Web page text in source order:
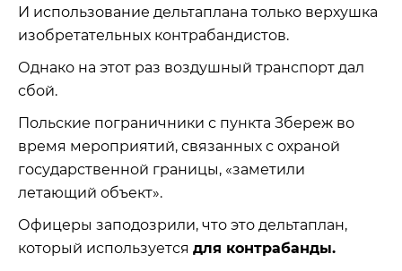
И использование дельтаплана только верхушка
изобретательных контрабандистов.
Однако на этот раз воздушный транспорт дал
сбой.
Польские пограничники с пункта Збереж во
время мероприятий, связанных с охраной
государственной границы, «заметили
летающий объект».
Офицеры заподозрили, что это дельтаплан,
который используется для контрабанды.